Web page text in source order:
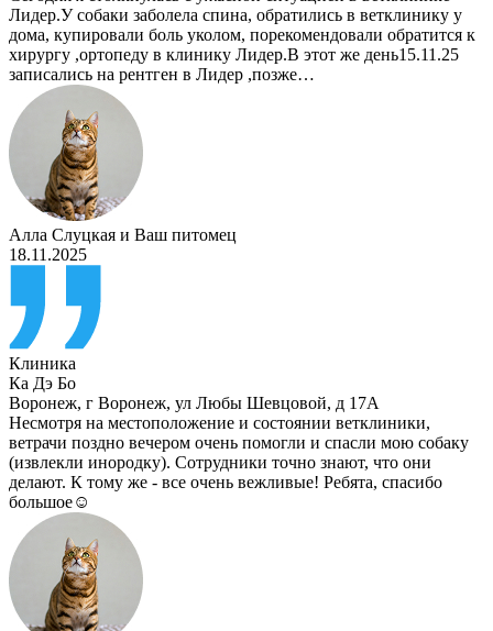
Лидер.У собаки заболела спина, обратились в ветклинику у
дома, купировали боль уколом, порекомендовали обратится к
хирургу ,ортопеду в клинику Лидер.В этот же день15.11.25
записались на рентген в Лидер ,позже…
Алла Слуцкая и Ваш питомец
18.11.2025
Клиника
Ка Дэ Бо
Воронеж, г Воронеж, ул Любы Шевцовой, д 17А
Несмотря на местоположение и состоянии ветклиники,
ветрачи поздно вечером очень помогли и спасли мою собаку
(извлекли инородку). Сотрудники точно знают, что они
делают. К тому же - все очень вежливые! Ребята, спасибо
большое☺️